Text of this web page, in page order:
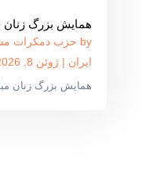
همایش بزرگ زنان
by حزب دمکرات
ایران | ژوئن 8, 2026
همایش بزرگ زنان